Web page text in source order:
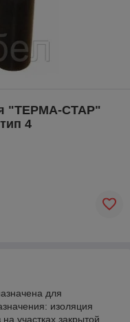
"ТЕРМА-СТАР"
4
для
изоляция
участках закрытой